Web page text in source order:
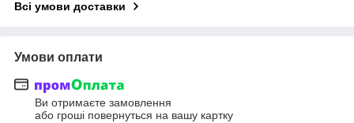
Всі умови доставки
Умови оплати
Ви отримаєте замовлення
або гроші повернуться на вашу картку